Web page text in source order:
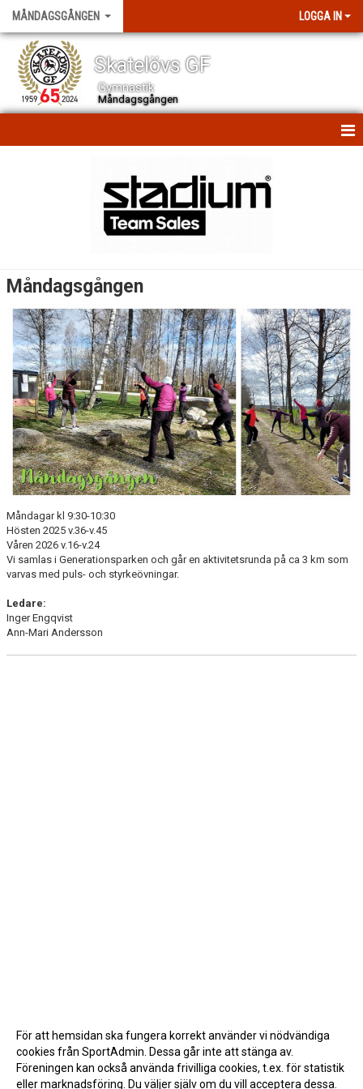
MÅNDAGSGÅNGEN LOGGA IN
Skatelövs GF
Gymnastik
Måndagsgången
DOKUMENT
KONTAKT
Måndagsgången
Måndagar kl 9:30-10:30
Hösten 2025 v.36-v.45
Våren 2026 v.16-v.24
Vi samlas i Generationsparken och går en aktivitetsrunda på ca 3 km som
varvas med puls- och styrkeövningar.
Ledare:
Inger Engqvist
Ann-Mari Andersson
För att hemsidan ska fungera korrekt använder vi nödvändiga
cookies från SportAdmin. Dessa går inte att stänga av.
Föreningen kan också använda frivilliga cookies, t.ex. för statistik
eller marknadsföring. Du väljer själv om du vill acceptera dessa.